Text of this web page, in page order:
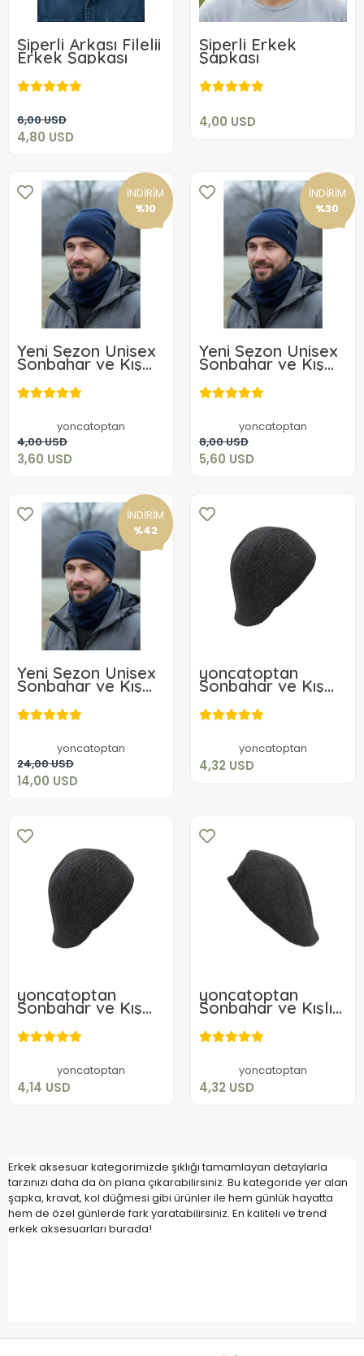
Siperli Arkası Filelii
Erkek Şapkası
6,00 USD
4,80 USD
4,80 USD
Siperli Erkek
Şapkası
4,00 USD
4,00 USD
Sepete Ekle
İNDİRİM
%10
Yeni Sezon Unisex
Sonbahar ve Kış
için Polar
Boyunluk Lacivert
yoncatoptan
4,00 USD
3,60 USD
3,60 USD
Sepete Ekle
İNDİRİM
%30
Yeni Sezon Unisex
Sonbahar ve Kış
için Polar
Boyunluk siyah 2 Li
takım
yoncatoptan
8,00 USD
5,60 USD
5,60 USD
Sepete Ekle
İNDİRİM
%42
Yeni Sezon Unisex
Sonbahar ve Kış
için Polar
Boyunluk Siyah 6
Adet
yoncatoptan
24,00 USD
14,00 USD
14,00 USD
Sepete Ekle
yoncatoptan
Sonbahar ve Kış
için Füme Desenli
Kulaksız Kasket
Şapka
yoncatoptan
4,32 USD
4,32 USD
yoncatoptan
Sonbahar ve Kış
için Kulak
Kapamalı Füme
Kasket Şapka
yoncatoptan
4,14 USD
4,14 USD
yoncatoptan
Sonbahar ve Kışlık
Ekose Siyah
Kasket Şapka
yoncatoptan
4,32 USD
4,32 USD
Erkek aksesuar kategorimizde şıklığı tamamlayan detaylarla
tarzınızı daha da ön plana çıkarabilirsiniz. Bu kategoride yer alan
şapka, kravat, kol düğmesi gibi ürünler ile hem günlük hayatta
hem de özel günlerde fark yaratabilirsiniz. En kaliteli ve trend
erkek aksesuarları burada!